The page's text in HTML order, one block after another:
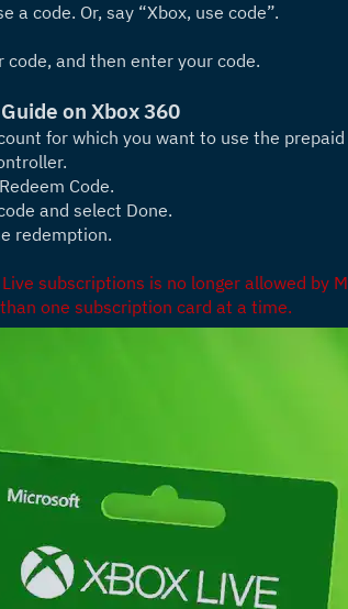
a code. Or, say “Xbox, use code”.
and then enter your code.
on Xbox 360
for which you want to use the prepaid
Code.
and select Done.
redemption.
subscriptions is no longer allowed by
one subscription card at a time.